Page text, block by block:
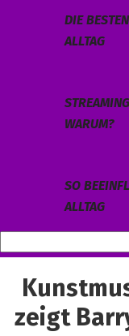
DIE
ALLTAG
WARUM?
SO
ALLTAG
zeigt